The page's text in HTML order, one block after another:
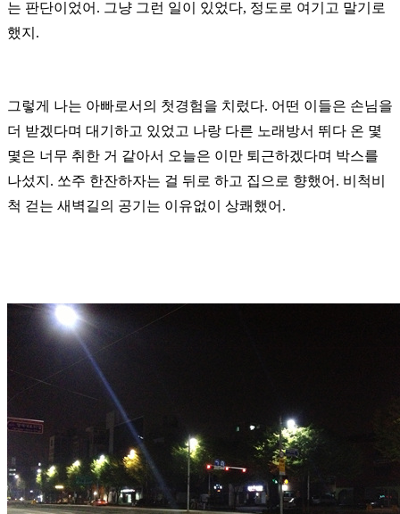
는 판단이었어. 그냥 그런 일이 있었다, 정도로 여기고 말기로
했지.
그렇게 나는 아빠로서의 첫경험을 치렀다. 어떤 이들은 손님을
더 받겠다며 대기하고 있었고 나랑 다른 노래방서 뛰다 온 몇
몇은 너무 취한 거 같아서 오늘은 이만 퇴근하겠다며 박스를
나섰지. 쏘주 한잔하자는 걸 뒤로 하고 집으로 향했어. 비척비
척 걷는 새벽길의 공기는 이유없이 상쾌했어.